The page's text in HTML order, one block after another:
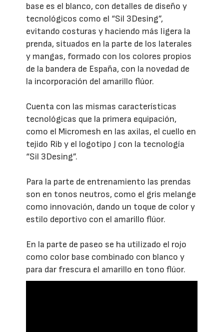
base es el blanco, con detalles de diseño y
tecnológicos como el “Sil 3Desing”,
evitando costuras y haciendo más ligera la
prenda, situados en la parte de los laterales
y mangas, formado con los colores propios
de la bandera de España, con la novedad de
la incorporación del amarillo flúor.
Cuenta con las mismas características
tecnológicas que la primera equipación,
como el Micromesh en las axilas, el cuello en
tejido Rib y el logotipo J con la tecnología
“Sil 3Desing”.
Para la parte de entrenamiento las prendas
son en tonos neutros, como el gris melange
como innovación, dando un toque de color y
estilo deportivo con el amarillo flúor.
En la parte de paseo se ha utilizado el rojo
como color base combinado con blanco y
para dar frescura el amarillo en tono flúor.